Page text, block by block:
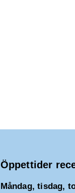
Öppettider
Måndag, tisdag,